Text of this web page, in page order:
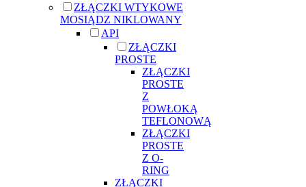
ZŁĄCZKI WTYKOWE
MOSIĄDZ NIKLOWANY
API
ZŁĄCZKI
PROSTE
ZŁĄCZKI
PROSTE
Z
POWŁOKĄ
TEFLONOWĄ
ZŁĄCZKI
PROSTE
Z O-
RING
ZŁĄCZKI